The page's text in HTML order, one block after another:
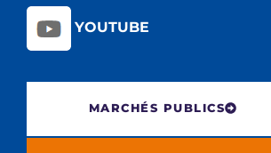
YOUTUBE
MARCHÉS PUBLICS